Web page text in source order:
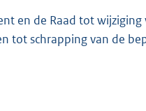
en de Raad tot wijziging
tot schrapping van de